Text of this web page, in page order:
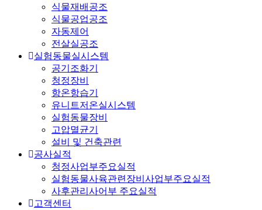
식물재배공조
식물공업공조
자동제어
전살실공조
실험동물실시스템
공기조화기
청정장비
항온항습기
유니트저온실시스템
실험동물장비
고압멸균기
설비 및 건축관련
공사실적
청정사업부주요실적
실험동물사육관련장비사업부주요실적
사후관리사어부 주요실적
고객센터